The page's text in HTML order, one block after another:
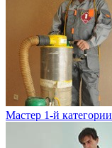
Мастер 1-й категории